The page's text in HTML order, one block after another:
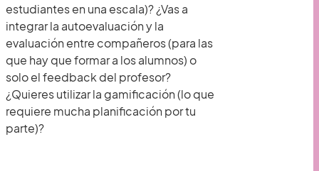
estudiantes en una escala)? ¿Vas a
integrar la autoevaluación y la
evaluación entre compañeros (para las
que hay que formar a los alumnos) o
solo el feedback del profesor?
¿Quieres utilizar la gamificación (lo que
requiere mucha planificación por tu
parte)?